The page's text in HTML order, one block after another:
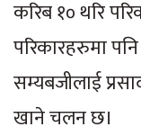
करिब १० थरि
परिकारहरुमा
सम्यबजीलाई
खाने चलन छ।